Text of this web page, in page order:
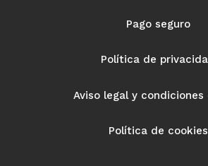
Pago seguro
Política de
Aviso legal y condiciones
Política de cookies